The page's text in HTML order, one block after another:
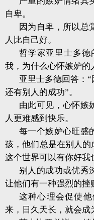
自卑。
因为自卑，所以总
人比自己好。
哲学家亚里士多德
我，为什么心怀嫉妒的
亚里士多德回答：
还有别人的成功”。
由此可见，心怀嫉
人更难感到快乐。
每一个嫉妒心旺盛
孩，他们总是在别人
这个世界可以有你好我
别人的成功或优秀
让他们有一种强烈的挫
这种心理会促使
来，日久天长，就会成